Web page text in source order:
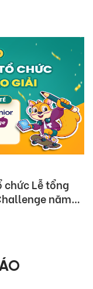
chức Lễ Tổng
MOS World